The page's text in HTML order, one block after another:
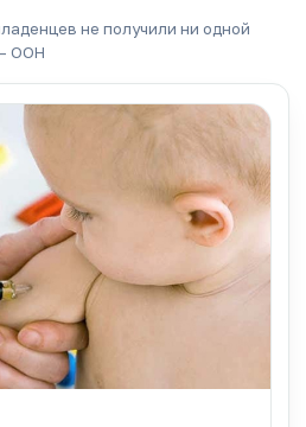
не получили ни одной
ООН